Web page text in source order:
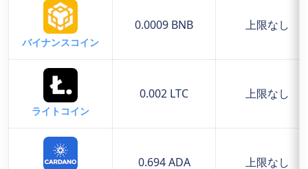
バイナンスコイン
0.0009 BNB 上限なし
ライトコイン
0.002 LTC 上限なし
0.694 ADA 上限なし